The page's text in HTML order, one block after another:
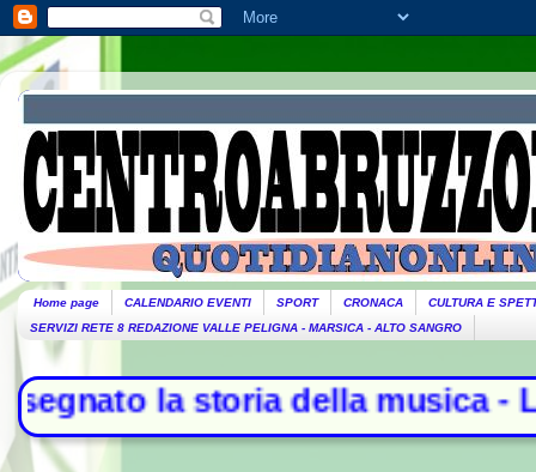
Home page CALENDARIO EVENTI SPORT CRONACA
CULTURA E
SERVIZI RETE 8 REDAZIONE VALLE PELIGNA - MARSICA - ALTO SANGRO
della musica - L'Iran: